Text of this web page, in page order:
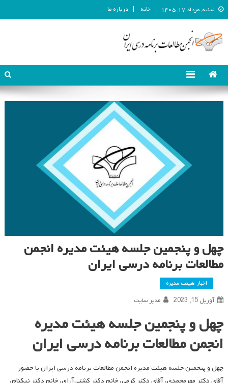
شنبه, مرداد ۱۷, ۱۴۰۵ خانه درباره ما
انجمن مطالعات برنامه درسی ایران
چهل و پنجمین جلسه هیئت مدیره انجمن
مطالعات برنامه درسی ایران
اخبار هیئت مدیره
آوریل 15, 2023 مدیر سایت
چهل و پنجمین جلسه هیئت مدیره
انجمن مطالعات برنامه درسی ایران
چهل و پنجمین جلسه هیئت مدیره انجمن مطالعات برنامه درسی ایران با حضور
آقای دکتر مهرمحمدی، آقای دکتر کرمی، خانم دکتر کشتی‌آرای، خانم دکتر نیکنام،